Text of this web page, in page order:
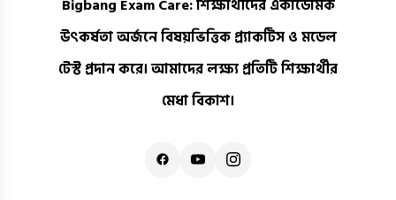
Bigbang Exam Care: শিক্ষার্থীদের একাডেমিক
উৎকর্ষতা অর্জনে বিষয়ভিত্তিক প্র্যাকটিস ও মডেল
টেস্ট প্রদান করে। আমাদের লক্ষ্য প্রতিটি শিক্ষার্থীর
মেধা বিকাশ।